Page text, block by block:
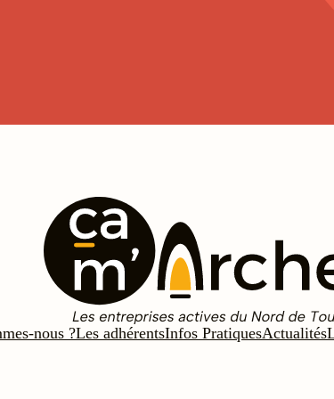
nous ?Les adhérentsInfos PratiquesActualités